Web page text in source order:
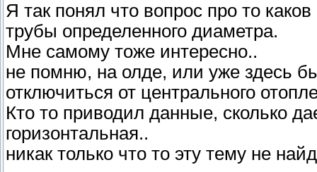
Я так понял что вопрос про то
трубы определенного диаметра.
Мне самому тоже интересно..
не помню, на олде, или уже здесь
отключиться от центрального
Кто то приводил данные, сколько
горизонтальная..
никак только что то эту тему не